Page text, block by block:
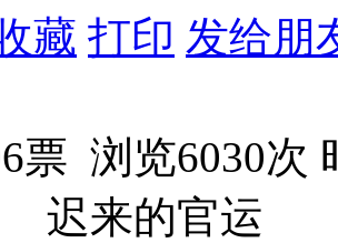
藏 打印 发给朋
票 浏览6030次
的官运